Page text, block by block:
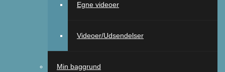
Egne videoer
Videoer/Udsendelser
Min baggrund